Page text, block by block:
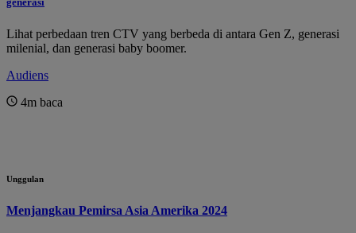
Lihat perbedaan tren CTV yang berbeda di antara Gen Z, generasi
milenial, dan generasi baby boomer.
Audiens
4m baca
Unggulan
Menjangkau Pemirsa Asia Amerika 2024